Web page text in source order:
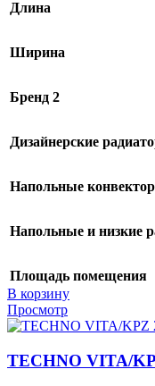
Длина
Ширина
Бренд 2
Дизайнерские
Напольные
Напольные и низкие
Площадь помещения
В корзину
Просмотр
TECHNO VITA/